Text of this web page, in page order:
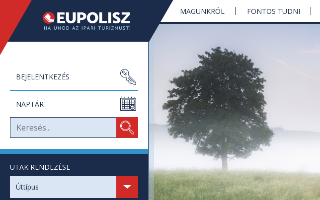
BEJELENTKEZÉS
NAPTÁR
UTAK RENDEZÉSE
Úttípus
MAGUNKRÓL FONTOS TUDNI